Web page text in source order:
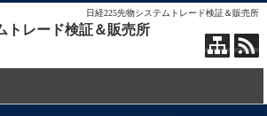
日経225先物システムトレード検証＆販売所
トレード検証＆販売所